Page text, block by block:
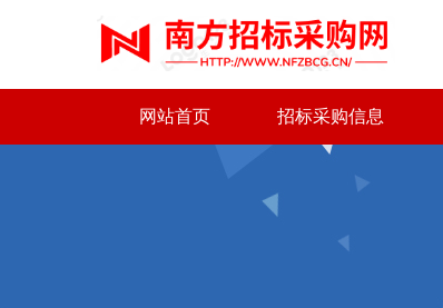
网站首页 招标采购信息